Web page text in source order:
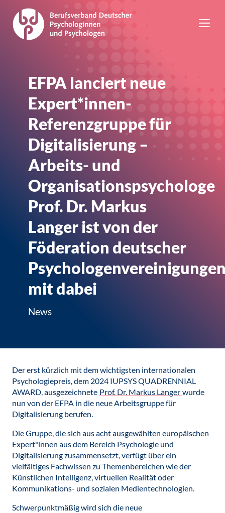
EFPA lanciert neue
Expert*innen-
Referenzgruppe für
Digitalisierung –
Arbeits- und
Organisationspsychologe
Prof. Dr. Markus
Langer ist von der
Föderation deutscher
mit dabei
News
Der erst kürzlich mit dem wichtigsten internationalen
Psychologiepreis, dem 2024 IUPSYS QUADRENNIAL
AWARD, ausgezeichnete Prof. Dr. Markus Langer wurde
nun von der EFPA in die neue Arbeitsgruppe für
Digitalisierung berufen.
Die Gruppe, die sich aus acht ausgewählten europäischen
Expert*innen aus dem Bereich Psychologie und
Digitalisierung zusammensetzt, verfügt über ein
vielfältiges Fachwissen zu Themenbereichen wie der
Künstlichen Intelligenz, virtuellen Realität oder
Kommunikations- und sozialen Medientechnologien.
Schwerpunktmäßig wird sich die neue